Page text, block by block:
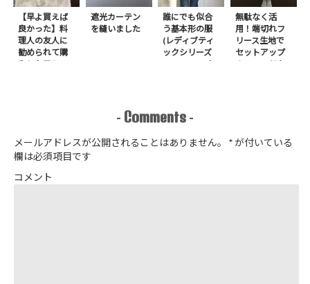
【早よ買えば
良かった】料
理人の友人に
勧められて購
入したアレ
遮光カーテン
を縫いました
誰にでも似合
う基本形の服
(レディブティ
ックシリーズ
no.8272) か
アップジャケ
ットを作りま
無駄なく活
用！端切れフ
リース生地で
セットアップ
＋スヌードを1
- Comments -
メールアドレスが公開されることはありません。 *が付いている
欄は必須項目です
コメント